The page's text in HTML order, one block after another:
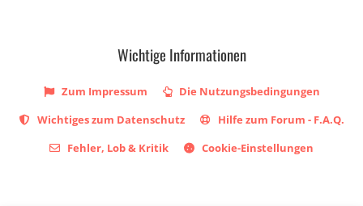
Wichtige Informationen
Zum Impressum
Die Nutzungsbedingungen
Wichtiges zum Datenschutz
Hilfe zum Forum - F.A.Q.
Fehler, Lob & Kritik
Cookie-Einstellungen